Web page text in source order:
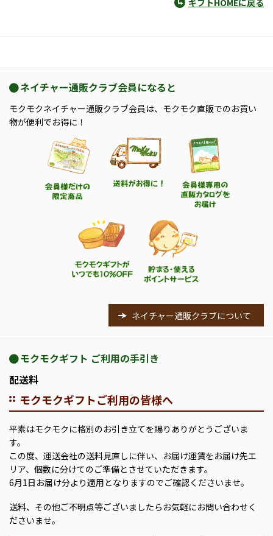
ギフトHOMEに戻る
ネイチャー通販クラブ会員になると
モクモクネイチャー通販クラブ会員は、モクモク直販でのお買い
物が便利でお得に！
ネイチャー通販クラブについて
モクモクギフト ご利用の手引き
配送料
モクモクギフトご利用の皆様へ
平素はモクモクに格別のお引き立てを賜りありがとうございま
す。
この度、運送会社の送料見直しに伴い、お届け運賃をお届け先エ
リア、個数に分けてのご準備とさせていただきます。
6月1日お届け分より適用となりますのでご確認くださいませ。
送料、その他ご不明点等ございましたらお気軽にお問い合わせく
ださいませ。